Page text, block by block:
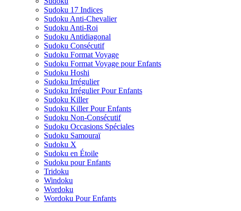
Sudoku 17 Indices
Sudoku Anti-Chevalier
Sudoku Anti-Roi
Sudoku Antidiagonal
Sudoku Consécutif
Sudoku Format Voyage
Sudoku Format Voyage pour Enfants
Sudoku Hoshi
Sudoku Irrégulier
Sudoku Irrégulier Pour Enfants
Sudoku Killer
Sudoku Killer Pour Enfants
Sudoku Non-Consécutif
Sudoku Occasions Spéciales
Sudoku Samouraï
Sudoku X
Sudoku en Étoile
Sudoku pour Enfants
Tridoku
Windoku
Wordoku
Wordoku Pour Enfants